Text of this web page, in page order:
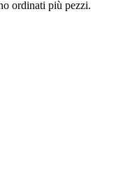
ordinati più pezzi.